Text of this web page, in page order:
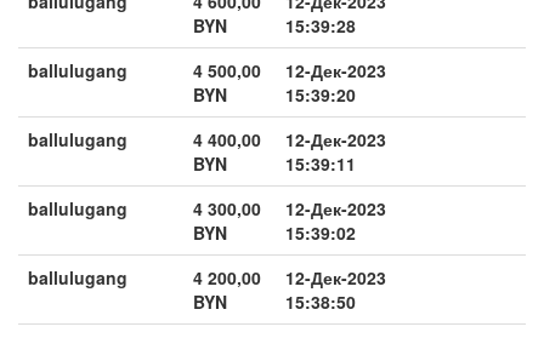
BYN
15:39:28
ballulugang
4 500,00
BYN
12-Дек-2023
15:39:20
ballulugang
4 400,00
BYN
12-Дек-2023
15:39:11
ballulugang
4 300,00
BYN
12-Дек-2023
15:39:02
ballulugang
4 200,00
BYN
12-Дек-2023
15:38:50